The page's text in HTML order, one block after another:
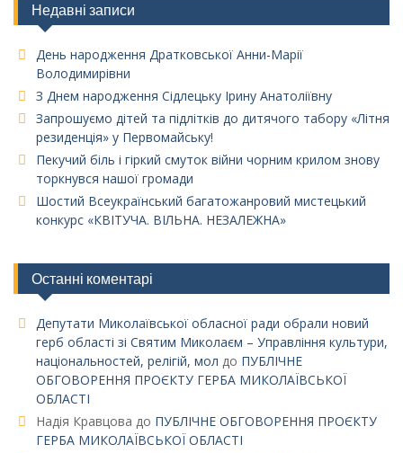
Недавні записи
День народження Дратковської Анни-Марії
Володимирівни
З Днем народження Сідлецьку Ірину Анатоліївну
Запрошуємо дітей та підлітків до дитячого табору «Літня
резиденція» у Первомайську!
Пекучий біль і гіркий смуток війни чорним крилом знову
торкнувся нашої громади
Шостий Всеукраїнський багатожанровий мистецький
конкурс «КВІТУЧА. ВІЛЬНА. НЕЗАЛЕЖНА»
Останні коментарі
Депутати Миколаївської обласної ради обрали новий
герб області зі Святим Миколаєм – Управління культури,
національностей, релігій, мол до ПУБЛІЧНЕ
ОБГОВОРЕННЯ ПРОЄКТУ ГЕРБА МИКОЛАЇВСЬКОЇ
ОБЛАСТІ
Надія Кравцова до ПУБЛІЧНЕ ОБГОВОРЕННЯ ПРОЄКТУ
ГЕРБА МИКОЛАЇВСЬКОЇ ОБЛАСТІ